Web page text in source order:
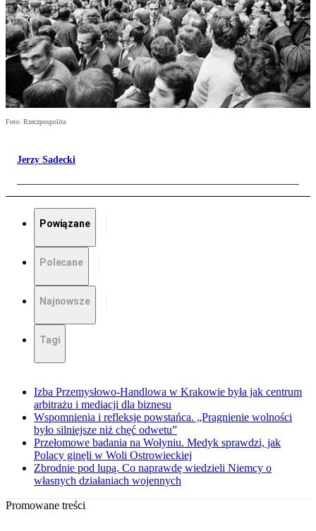
Foto: Rzeczpospolita
Jerzy Sadecki
Powiązane
Polecane
Najnowsze
Tagi
Izba Przemysłowo-Handlowa w Krakowie była jak centrum
arbitrażu i mediacji dla biznesu
Wspomnienia i refleksje powstańca. „Pragnienie wolności
było silniejsze niż chęć odwetu”
Przełomowe badania na Wołyniu. Medyk sprawdzi, jak
Polacy ginęli w Woli Ostrowieckiej
Zbrodnie pod lupą. Co naprawdę wiedzieli Niemcy o
własnych działaniach wojennych
Promowane treści